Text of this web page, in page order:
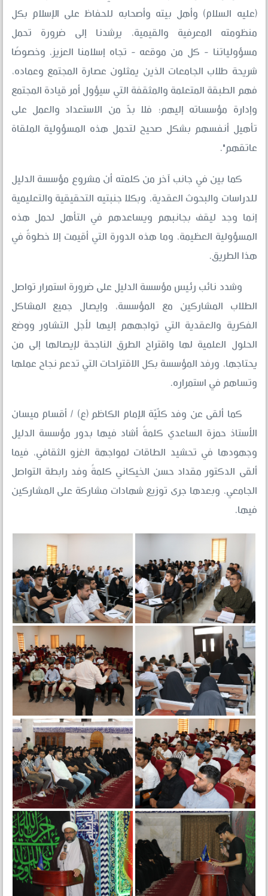
(عليه السلام) وأهل بيته وأصحابه للحفاظ على الإسلام بكل
منظومته المعرفية والقيمية، يرشدنا إلى ضرورة تحمل
مسؤولياتنا - كل من موقعه - تجاه إسلامنا العزيز، وخصوصًا
شريحة طلاب الجامعات الذين يمثلون عصارة المجتمع وعماده،
فهم الطبقة المتعلمة والمثقفة التي سيؤول أمر قيادة المجتمع
وإدارة مؤسساته إليهم؛ فلا بدّ من الاستعداد والعمل على
تأهيل أنفسهم بشكل صحيح لتحمل هذه المسؤولية الملقاة
عاتقهم".
كما بين في جانب آخر من كلمته أن مشروع مؤسسة الدليل
للدراسات والبحوث العقدية، وبكلا جنبتيه التحقيقية والتعليمية
إنما وجد ليقف بجانبهم ويساعدهم في التأهل لحمل هذه
المسؤولية العظيمة، وما هذه الدورة التي أقيمت إلا خطوةٌ في
هذا الطريق.
وشدد نائب رئيس مؤسسة الدليل على ضرورة استمرار تواصل
الطلاب المشاركين مع المؤسسة، وإيصال جميع المشاكل
الفكرية والعقدية التي تواجههم إليها لأجل التشاور ووضع
الحلول العلمية لها واقتراح الطرق الناجحة لإيصالها إلى من
يحتاجها، ورفد المؤسسة بكل الاقتراحات التي تدعم نجاح عملها
وتساهم في استمراره.
كما ألقى عن وفد كلّيّة الإمام الكاظم (ع) / أقسام ميسان
الأستاذ حمزة الساعدي كلمةً أشاد فيها بدور مؤسسة الدليل
وجهودها في تحشيد الطاقات لمواجهة الغزو الثقافي، فيما
ألقى الدكتور مقداد حسن الخيكاني كلمةً وفد رابطة التواصل
الجامعي، وبعدها جرى توزيع شهادات مشاركة على المشاركين
فيها.